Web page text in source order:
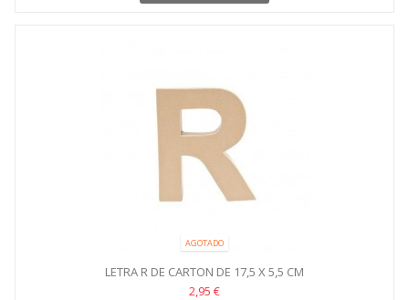
AGOTADO
LETRA R DE CARTON DE 17,5 X 5,5 CM
2,95 €